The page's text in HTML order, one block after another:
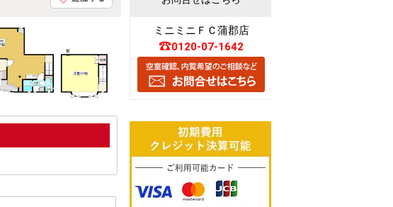
ミニミニＦＣ蒲郡店
0120-07-1642